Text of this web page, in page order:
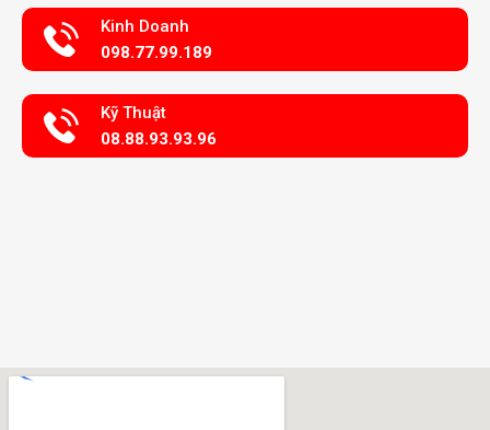
Kinh Doanh
098.77.99.189
Kỹ Thuật
08.88.93.93.96